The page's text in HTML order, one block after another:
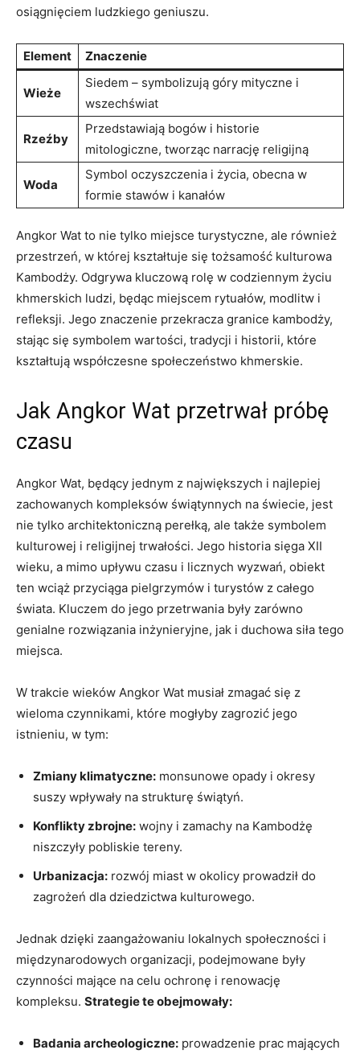
osiągnięciem ludzkiego geniuszu.
Element Znaczenie
Wieże
Siedem – symbolizują góry mityczne i
wszechświat
Rzeźby
Przedstawiają bogów i historie
mitologiczne, tworząc narrację religijną
Woda
Symbol oczyszczenia i życia, obecna w
formie stawów i kanałów
Angkor Wat to nie tylko miejsce turystyczne, ale również
przestrzeń, w której kształtuje się tożsamość kulturowa
Kambodży. Odgrywa kluczową rolę w codziennym życiu
khmerskich ludzi, będąc miejscem rytuałów, modlitw i
refleksji. Jego znaczenie przekracza granice kambodży,
stając się symbolem wartości, tradycji i historii, które
kształtują współczesne społeczeństwo khmerskie.
Jak Angkor Wat przetrwał próbę
czasu
Angkor Wat, będący jednym z największych i najlepiej
zachowanych kompleksów świątynnych na świecie, jest
nie tylko architektoniczną perełką, ale także symbolem
kulturowej i religijnej trwałości. Jego historia sięga XII
wieku, a mimo upływu czasu i licznych wyzwań, obiekt
ten wciąż przyciąga pielgrzymów i turystów z całego
świata. Kluczem do jego przetrwania były zarówno
genialne rozwiązania inżynieryjne, jak i duchowa siła tego
miejsca.
W trakcie wieków Angkor Wat musiał zmagać się z
wieloma czynnikami, które mogłyby zagrozić jego
istnieniu, w tym:
Zmiany klimatyczne: monsunowe opady i okresy
suszy wpływały na strukturę świątyń.
Konflikty zbrojne: wojny i zamachy na Kambodżę
niszczyły pobliskie tereny.
Urbanizacja: rozwój miast w okolicy prowadził do
zagrożeń dla dziedzictwa kulturowego.
Jednak dzięki zaangażowaniu lokalnych społeczności i
międzynarodowych organizacji, podejmowane były
czynności mające na celu ochronę i renowację
kompleksu. Strategie te obejmowały:
Badania archeologiczne: prowadzenie prac mających